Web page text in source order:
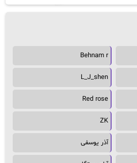
Behnam r
L_J_shen
Red rose
ZK
آذر یوسفی